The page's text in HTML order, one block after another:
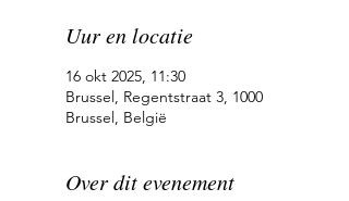
Uur en locatie
16 okt 2025, 11:30
Brussel, Regentstraat 3, 1000
Brussel, België
Over dit evenement